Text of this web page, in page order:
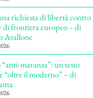
richiesta di libertà contro
di frontiera europeo – di
Avallone
maranza”: un testo
“oltre il moderno” – di